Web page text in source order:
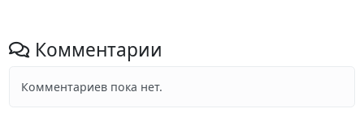
Комментарии
Комментариев пока нет.